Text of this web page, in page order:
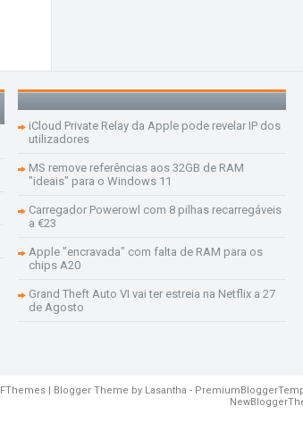
iCloud Private Relay da Apple pode revelar IP dos
utilizadores
MS remove referências aos 32GB de RAM
"ideais" para o Windows 11
Carregador Powerowl com 8 pilhas recarregáveis
a €23
Apple "encravada" com falta de RAM para os
chips A20
Grand Theft Auto VI vai ter estreia na Netflix a 27
de Agosto
FThemes| Blogger Theme by Lasantha -